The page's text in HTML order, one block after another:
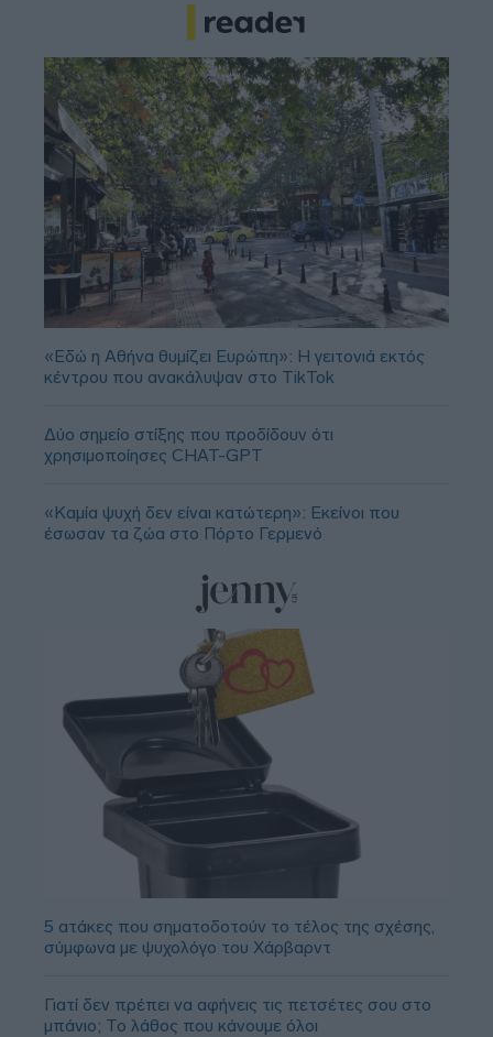
«Εδώ η Αθήνα θυμίζει Ευρώπη»: H γειτονιά εκτός
κέντρου που ανακάλυψαν στο TikTok
Δύο σημείο στίξης που προδίδουν ότι
χρησιμοποίησες CHAT-GPT
«Καμία ψυχή δεν είναι κατώτερη»: Εκείνοι που
έσωσαν τα ζώα στο Πόρτο Γερμενό
5 ατάκες που σηματοδοτούν το τέλος της σχέσης,
σύμφωνα με ψυχολόγο του Χάρβαρντ
Γιατί δεν πρέπει να αφήνεις τις πετσέτες σου στο
μπάνιο; Το λάθος που κάνουμε όλοι